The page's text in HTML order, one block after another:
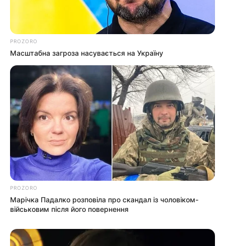
PROZORO
Масштабна загроза насувається на Україну
PROZORO
Марічка Падалко розповіла про скандал із чоловіком-
військовим після його повернення